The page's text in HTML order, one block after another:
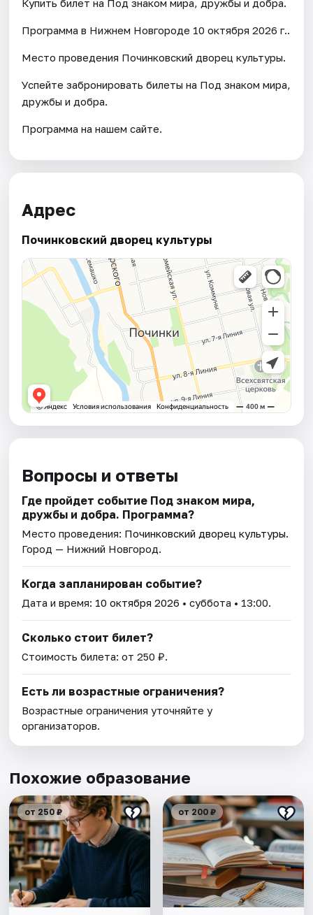
Купить билет на Под знаком мира, дружбы и добра.
Программа в Нижнем Новгороде 10 октября 2026 г..
Место проведения Починковский дворец культуры.
Успейте забронировать билеты на Под знаком мира,
дружбы и добра.
Программа на нашем сайте.
Адрес
Починковский дворец культуры
Вопросы и ответы
Где пройдет событие Под знаком мира,
дружбы и добра. Программа?
Место проведения: Починковский дворец культуры.
Город — Нижний Новгород.
Когда запланирован событие?
Дата и время: 10 октября 2026 • суббота • 13:00.
Сколько стоит билет?
Стоимость билета: от 250 ₽.
Есть ли возрастные ограничения?
Возрастные ограничения уточняйте у
организаторов.
Похожие образование
от 250 ₽ от 200 ₽